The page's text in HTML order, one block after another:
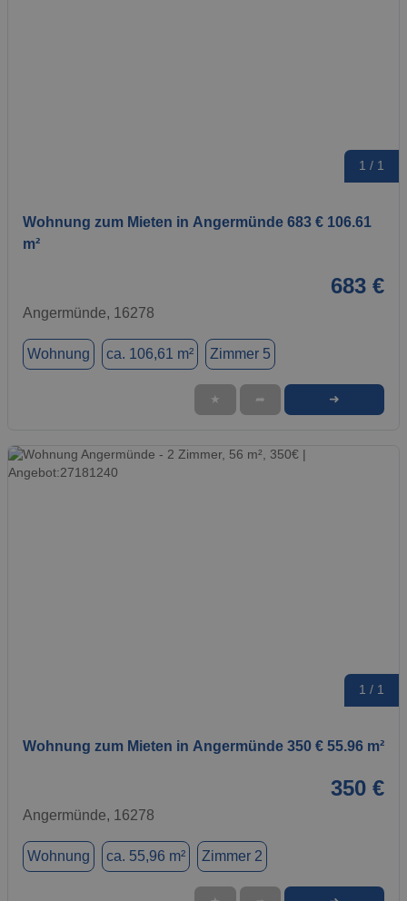
1 / 1
Wohnung zum Mieten in Angermünde 683 € 106.61
m²
683 €
Angermünde, 16278
Wohnung ca. 106,61 m² Zimmer 5
★ ➦ ➜
1 / 1
Wohnung zum Mieten in Angermünde 350 € 55.96 m²
350 €
Angermünde, 16278
Wohnung ca. 55,96 m² Zimmer 2